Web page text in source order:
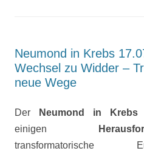
Neumond in Krebs
Wechsel zu Widder –
neue Wege
Der Neumond in
einigen
transformatorische